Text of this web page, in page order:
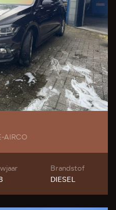
AIRCO
Brandstof
DIESEL